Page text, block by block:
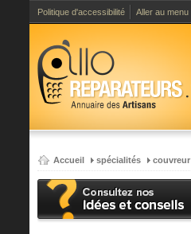
Politique d'accessibilité Aller au menu
Accueil spécialités couvreur